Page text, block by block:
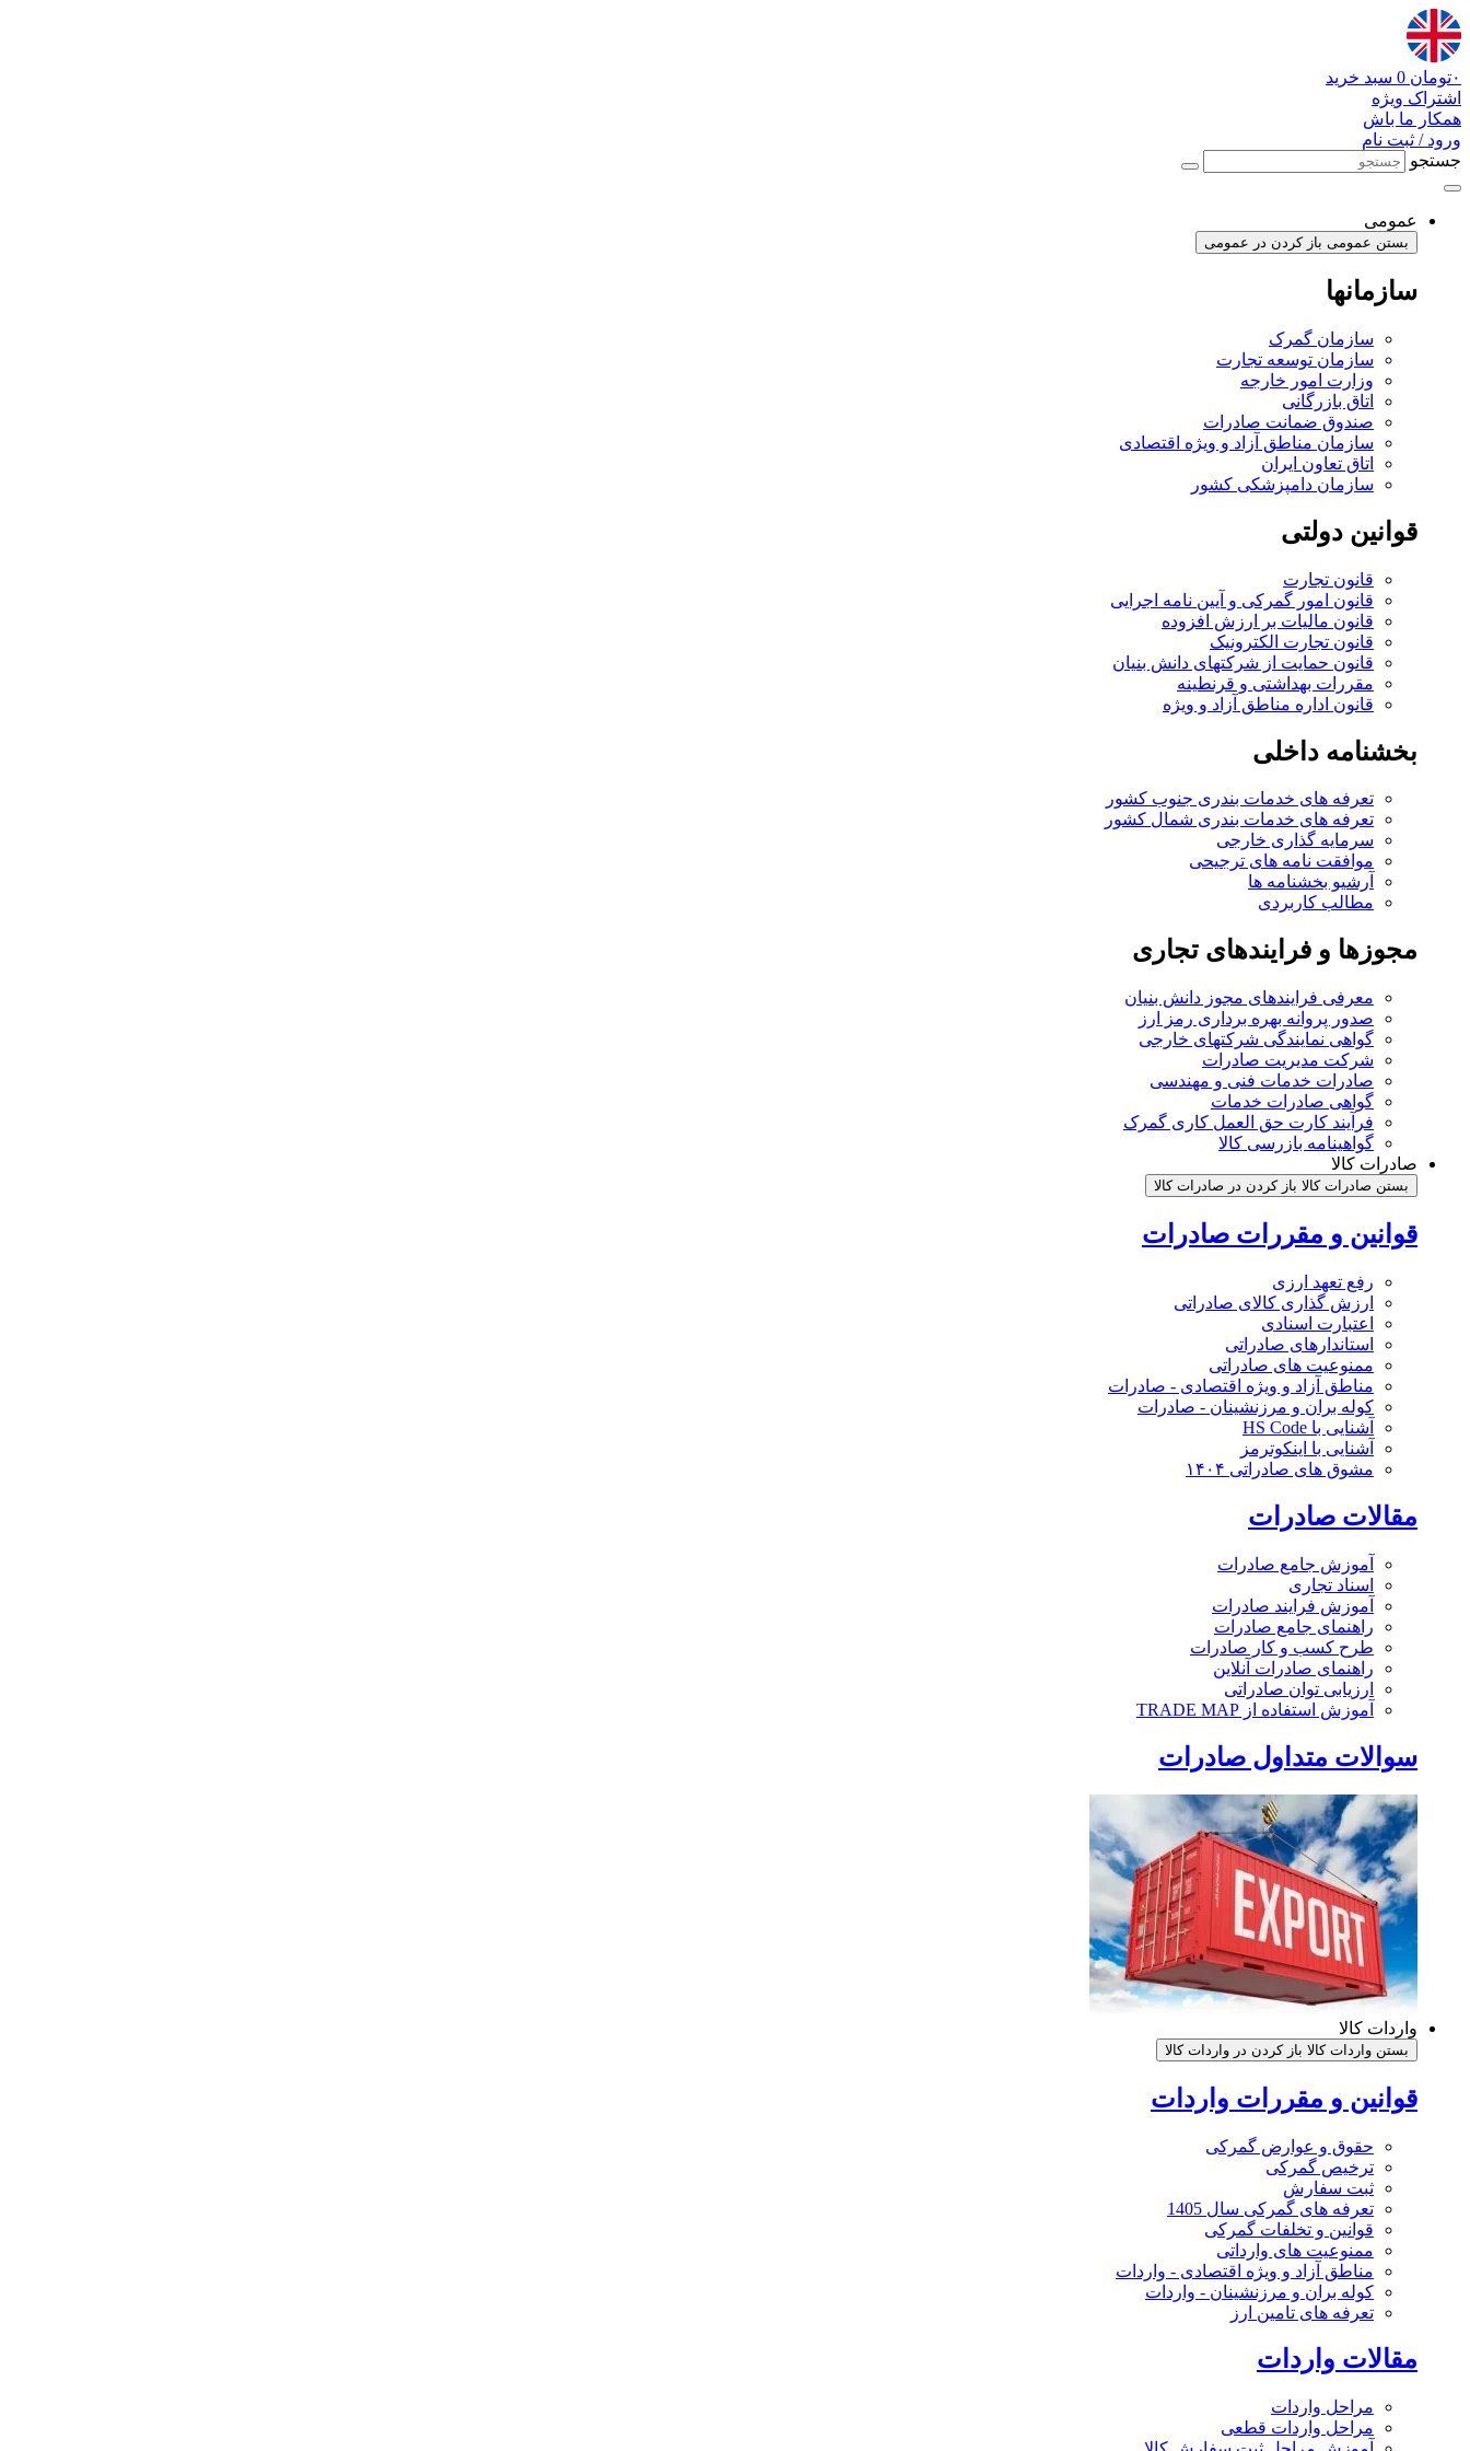
پرش
به
محتوا
۰تومان 0 سبد خرید
اشتراک ویژه
همکار ما باش
ورود / ثبت نام
جستجو
عمومی
بستن عمومی باز کردن در عمومی
سازمانها
سازمان گمرک
سازمان توسعه تجارت
وزارت امور خارجه
اتاق بازرگانی
صندوق ضمانت صادرات
سازمان مناطق آزاد و ویژه اقتصادی
اتاق تعاون ایران
سازمان دامپزشکی کشور
قوانین دولتی
قانون تجارت
قانون امور گمرکی و آیین نامه اجرایی
قانون مالیات بر ارزش افزوده
قانون تجارت الکترونیک
قانون حمایت از شرکتهای دانش بنیان
مقررات بهداشتی و قرنطینه
قانون اداره مناطق آزاد و ویژه
بخشنامه داخلی
تعرفه های خدمات بندری جنوب کشور
تعرفه های خدمات بندری شمال کشور
سرمایه گذاری خارجی
موافقت نامه های ترجیحی
آرشیو بخشنامه ها
مطالب کاربردی
مجوزها و فرایندهای تجاری
معرفی فرایندهای مجوز دانش بنیان
صدور پروانه بهره برداری رمز ارز
گواهی نمایندگی شرکتهای خارجی
شرکت مدیریت صادرات
صادرات خدمات فنی و مهندسی
گواهی صادرات خدمات
فرآیند کارت حق العمل کاری گمرک
گواهینامه بازرسی کالا
صادرات کالا
بستن صادرات کالا باز کردن در صادرات کالا
قوانین و مقررات صادرات
رفع تعهد ارزی
ارزش گذاری کالای صادراتی
اعتبارت اسنادی
استاندارهای صادراتی
ممنوعیت های صادراتی
مناطق آزاد و ویژه اقتصادی - صادرات
کوله بران و مرزنشینان - صادرات
آشنایی با HS Code
آشنایی با اینکوترمز
مشوق های صادراتی ۱۴۰۴
مقالات صادرات
آموزش جامع صادرات
اسناد تجاری
آموزش فرایند صادرات
راهنمای جامع صادرات
طرح کسب و کار صادرات
راهنمای صادرات آنلاین
ارزیابی توان صادراتی
آموزش استفاده از TRADE MAP
سوالات متداول صادرات
واردات کالا
بستن واردات کالا باز کردن در واردات کالا
قوانین و مقررات واردات
حقوق و عوارض گمرکی
ترخیص گمرکی
ثبت سفارش
تعرفه های گمرکی سال 1405
قوانین و تخلفات گمرکی
ممنوعیت های وارداتی
مناطق آزاد و ویژه اقتصادی - واردات
کوله بران و مرزنشینان - واردات
تعرفه های تامین ارز
مقالات واردات
مراحل واردات
مراحل واردات قطعی